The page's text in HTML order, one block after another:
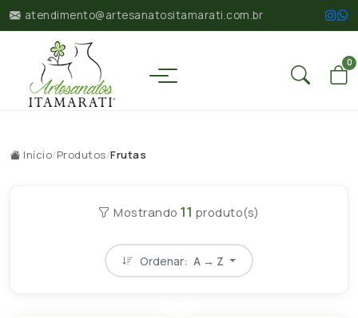
atendimento@artesanatositamarati.com.br
0
Início/Produtos/Frutas
Mostrando11 produto(s)
Ordenar: A → Z